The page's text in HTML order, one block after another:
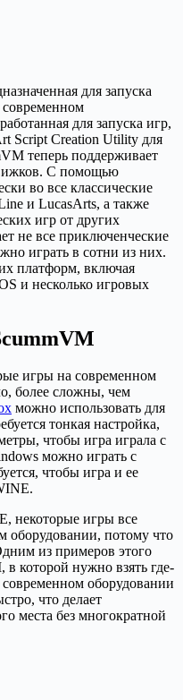
для запуска
для запуска игр,
Script Creation Utility для
теперь поддерживает
С помощью
во все классические
и LucasArts, а также
игр от других
не все приключенческие
играть в сотни из них.
платформ, включая
и несколько игровых
игры на современном
более сложны, чем
можно использовать для
тонкая настройка,
чтобы игра играла с
можно играть с
чтобы игра и ее
некоторые игры все
оборудовании, потому что
из примеров этого
в которой нужно взять где-
оборудовании
что делает
места без многократной